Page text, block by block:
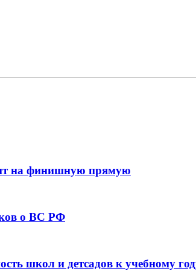
на финишную прямую
о ВС РФ
школ и детсадов к учебному